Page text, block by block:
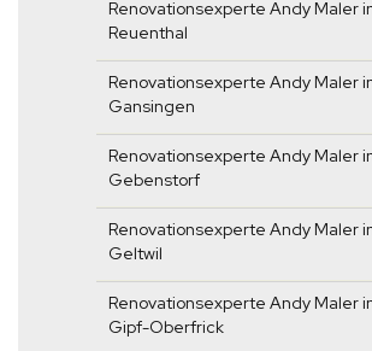
Renovationsexperte Andy Maler
Reuenthal
Renovationsexperte Andy Maler
Gansingen
Renovationsexperte Andy Maler
Gebenstorf
Renovationsexperte Andy Maler
Geltwil
Renovationsexperte Andy Maler
Gipf-Oberfrick